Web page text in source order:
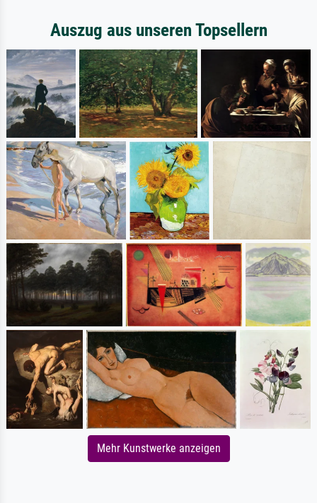
Auszug aus unseren Topsellern
Mehr Kunstwerke anzeigen